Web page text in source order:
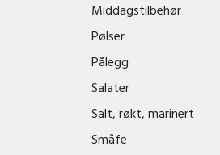
Middagstilbehør
Pølser
Pålegg
Salater
Salt, røkt, marinert
Småfe